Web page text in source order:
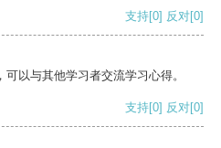
支持[0] 反对[0]
以与其他学习者交流学习心得。
支持[0] 反对[0]